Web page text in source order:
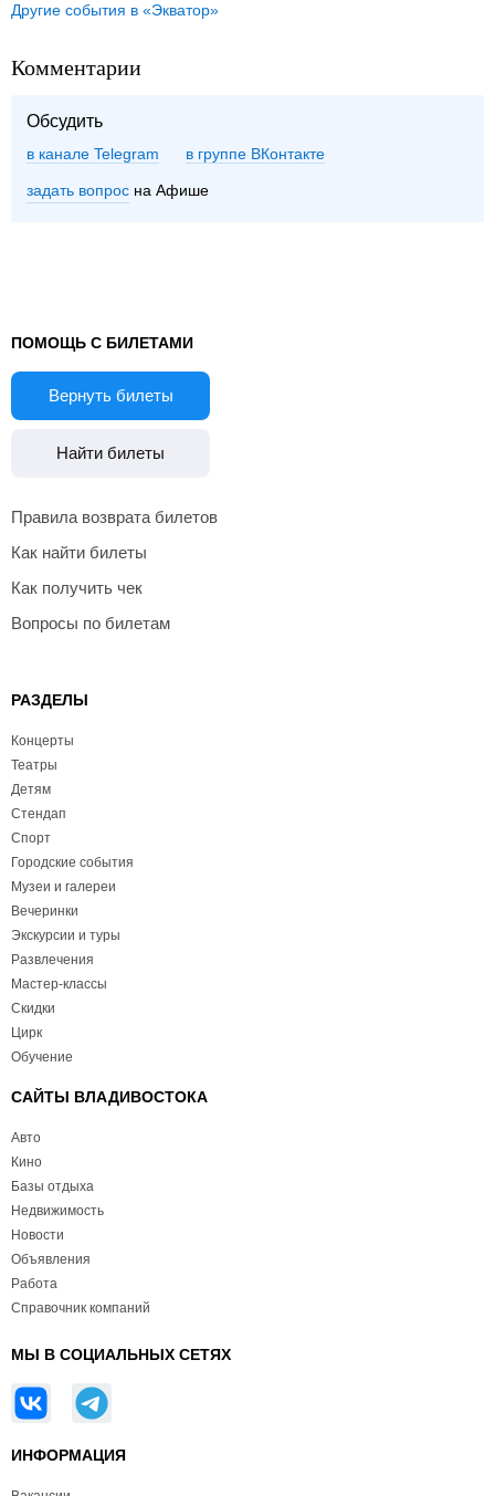
Другие события в «Экватор»
Комментарии
Обсудить
в канале Telegram группе ВКонтакте
задать вопрос на Афише
ПОМОЩЬ С БИЛЕТАМИ
Вернуть билеты
Найти билеты
Правила возврата билетов
Как найти билеты
Как получить чек
Вопросы по билетам
РАЗДЕЛЫ
Концерты
Театры
Детям
Стендап
Спорт
Городские события
Музеи и галереи
Вечеринки
Экскурсии и туры
Развлечения
Мастер-классы
Скидки
Цирк
Обучение
САЙТЫ ВЛАДИВОСТОКА
Авто
Кино
Базы отдыха
Недвижимость
Новости
Объявления
Работа
Справочник компаний
МЫ В СОЦИАЛЬНЫХ СЕТЯХ
ИНФОРМАЦИЯ